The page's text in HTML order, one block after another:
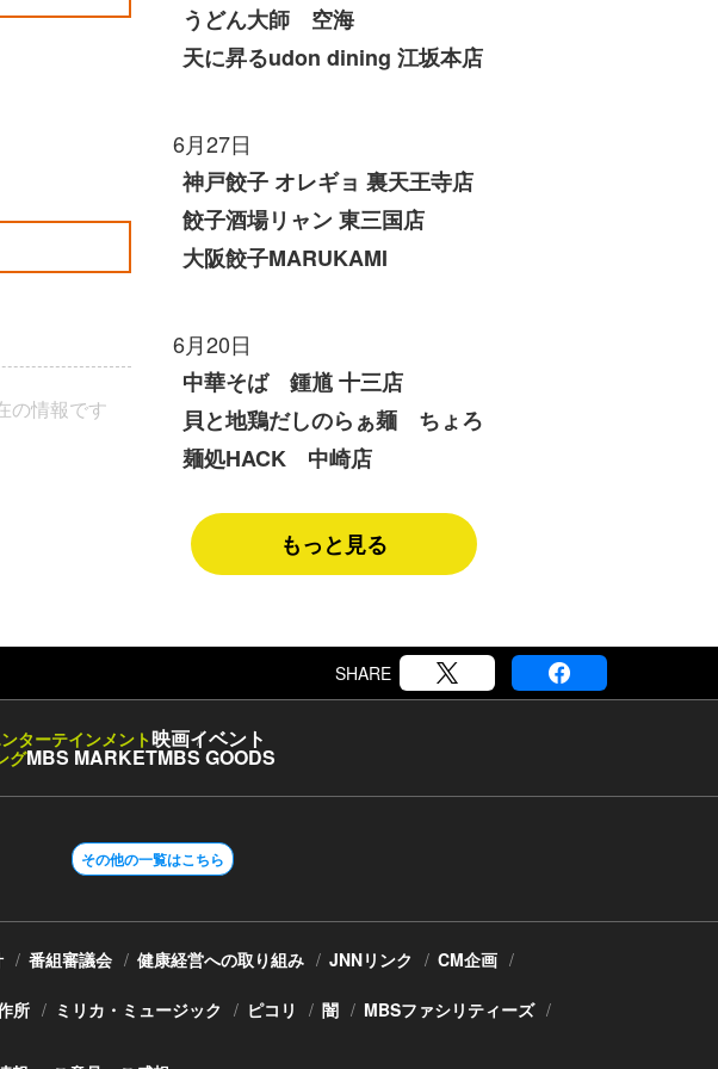
の情報です
うどん大師 空海
天に昇るudon dining 江坂本店
6月27日
神戸餃子 オレギョ 裏天王寺店
餃子酒場リャン 東三国店
大阪餃子MARUKAMI
6月20日
中華そば 鍾馗 十三店
貝と地鶏だしのらぁ麺 ちょろ
麺処HACK 中崎店
もっと見る
SHARE
ターテインメント映画イベント
グMBS MARKETMBS GOODS
その他の一覧はこちら
番組審議会 健康経営への取り組み JNNリンク CM企画
所 ミリカ・ミュージック ピコリ 闇 MBSファシリティーズ